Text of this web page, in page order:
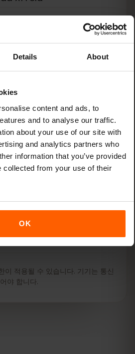
Details About
content and ads, to
and to analyse our traffic.
about your use of our site with
and analytics partners who
information that you’ve provided
collected from your use of their
OK
Microsoft *
Duo
Duo 2
Pro X
이 적용될 수 있습니다. 기기는 통신
야 합니다.